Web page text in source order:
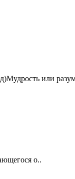
или
о..